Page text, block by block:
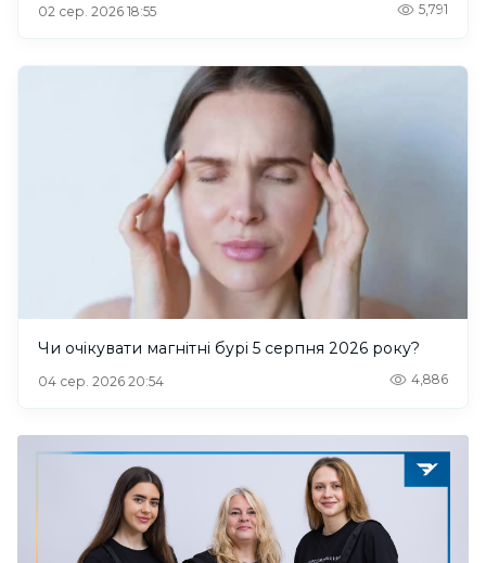
02 сер. 2026 18:55 5,791
Чи очікувати магнітні бурі 5 серпня 2026 року?
04 сер. 2026 20:54 4,886